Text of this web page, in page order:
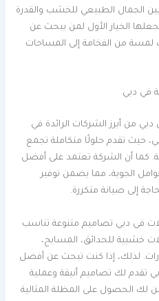
الجمال الطبيعي للخشب والقدرة
الخيار الأول لمن يبحث عن
من الفخامة إلى المساحات
في دبي
من أبرز الشركات الرائدة في
حيث تقدم حلولًا متكاملة تجمع
كما أن الشركة تعتمد على أفضل
الجوية، مما يضمن توفير
إلى صيانة متكررة.
في دبي تصاميم متنوعة تناسب
خشبية للحدائق، المسابح،
لذلك، إذا كنت تبحث عن أفضل
لك تصاميم أنيقة وعملية
لك الحصول على المظلة المثالية